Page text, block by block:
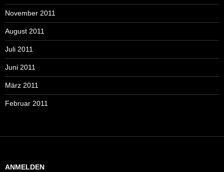
November 2011
August 2011
Juli 2011
Juni 2011
März 2011
Februar 2011
ANMELDEN